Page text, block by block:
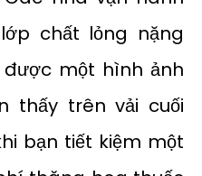
chất lỏng nặng
một hình ảnh
thấy trên vải cuối
bạn tiết kiệm một